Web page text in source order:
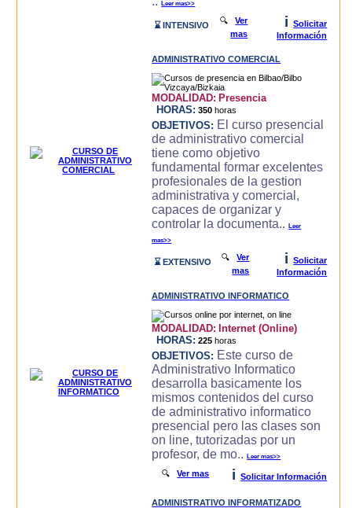
Leer mas>>
⌛ INTENSIVO 🔍Ver
mas
i
Solicitar
Información
ADMINISTRATIVO COMERCIAL
MODALIDAD: Presencia
HORAS: 350 horas
OBJETIVOS: El curso presencial
de administrativo comercial
tiene como objetivo
fundamental formar excelentes
profesionales de la gestion
administrativa y comercial,
capaces de organizar y
controlar la documenta..Leer
mas>>
⌛ EXTENSIVO 🔍Ver
mas
i
Solicitar
Información
ADMINISTRATIVO INFORMATICO
MODALIDAD: Internet (Online)
HORAS: 225 horas
OBJETIVOS: Este curso de
Administrativo Informatico
desarrolla basicamente los
mismos contenidos del curso
de administrativo informatico
presencial pero las clases son
on line, tutorizadas por un
profesor, de mo..Leer mas>>
🔍Ver mas i Solicitar Información
ADMINISTRATIVO INFORMATIZADO